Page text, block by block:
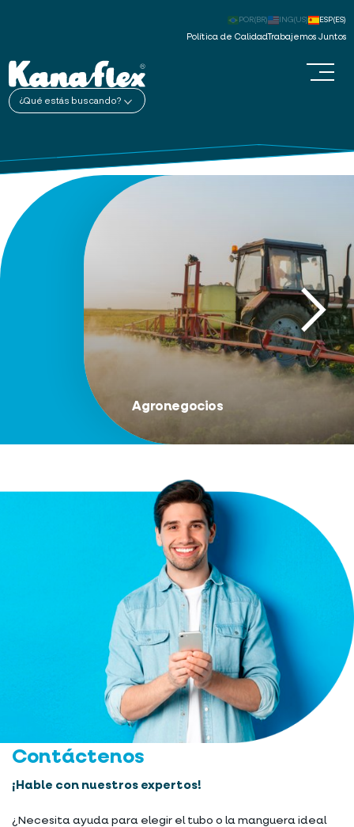
Política de CalidadTrabajemos Juntos
POR(BR) ING(US) ESP(ES)
¿Qué estás buscando?
Agronegocios
Contáctenos
¡Hable con nuestros expertos!
¿Necesita ayuda para elegir el tubo o la manguera ideal